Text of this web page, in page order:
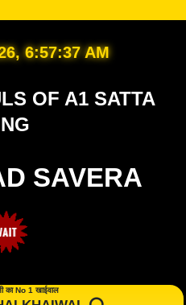
6:57:38 AM
OF A1 SATTA
SAVERA
का No 1 खाईवाल